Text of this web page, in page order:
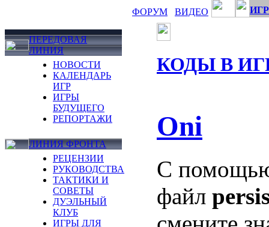
ФОРУМ ВИДЕО
ПЕРЕДОВАЯ
ЛИНИЯ
НОВОСТИ
КАЛЕНДАРЬ
ИГР
ИГРЫ
БУДУЩЕГО
РЕПОРТАЖИ
ЛИНИЯ ФРОНТА
РЕЦЕНЗИИ
РУКОВОДСТВА
ТАКТИКИ И
СОВЕТЫ
ДУЭЛЬНЫЙ
КЛУБ
ИГРЫ ДЛЯ
КОДЫ В
Oni
С помощью
файл